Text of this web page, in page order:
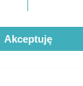
wszystkie rośliny
dolnym rogu
nie
sprzeciwić
będą miały
Akceptuję